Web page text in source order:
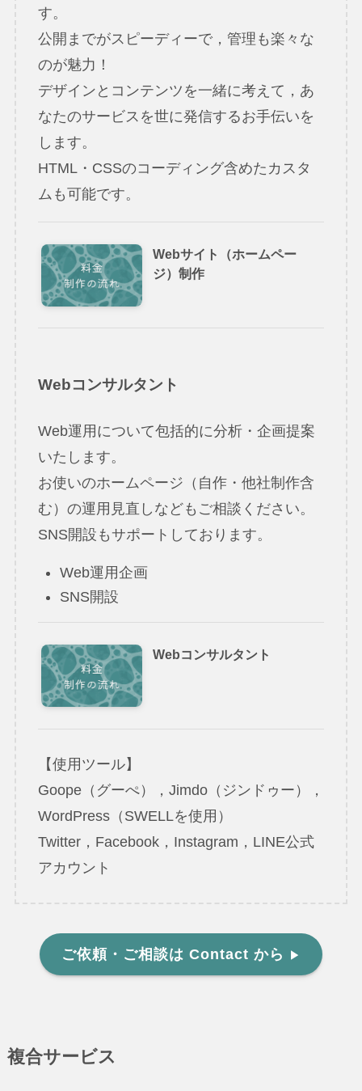
す。
公開までがスピーディーで，管理も楽々な
のが魅力！
デザインとコンテンツを一緒に考えて，あ
なたのサービスを世に発信するお手伝いを
します。
HTML・CSSのコーディング含めたカスタ
ムも可能です。
Webサイト（ホームペー
ジ）制作
Webコンサルタント
Web運用について包括的に分析・企画提案
いたします。
お使いのホームページ（自作・他社制作含
む）の運用見直しなどもご相談ください。
SNS開設もサポートしております。
Web運用企画
SNS開設
Webコンサルタント
【使用ツール】
Goope（グーぺ），Jimdo（ジンドゥー），
WordPress（SWELLを使用）
Twitter，Facebook，Instagram，LINE公式
アカウント
ご依頼・ご相談は Contact から ▶︎
複合サービス